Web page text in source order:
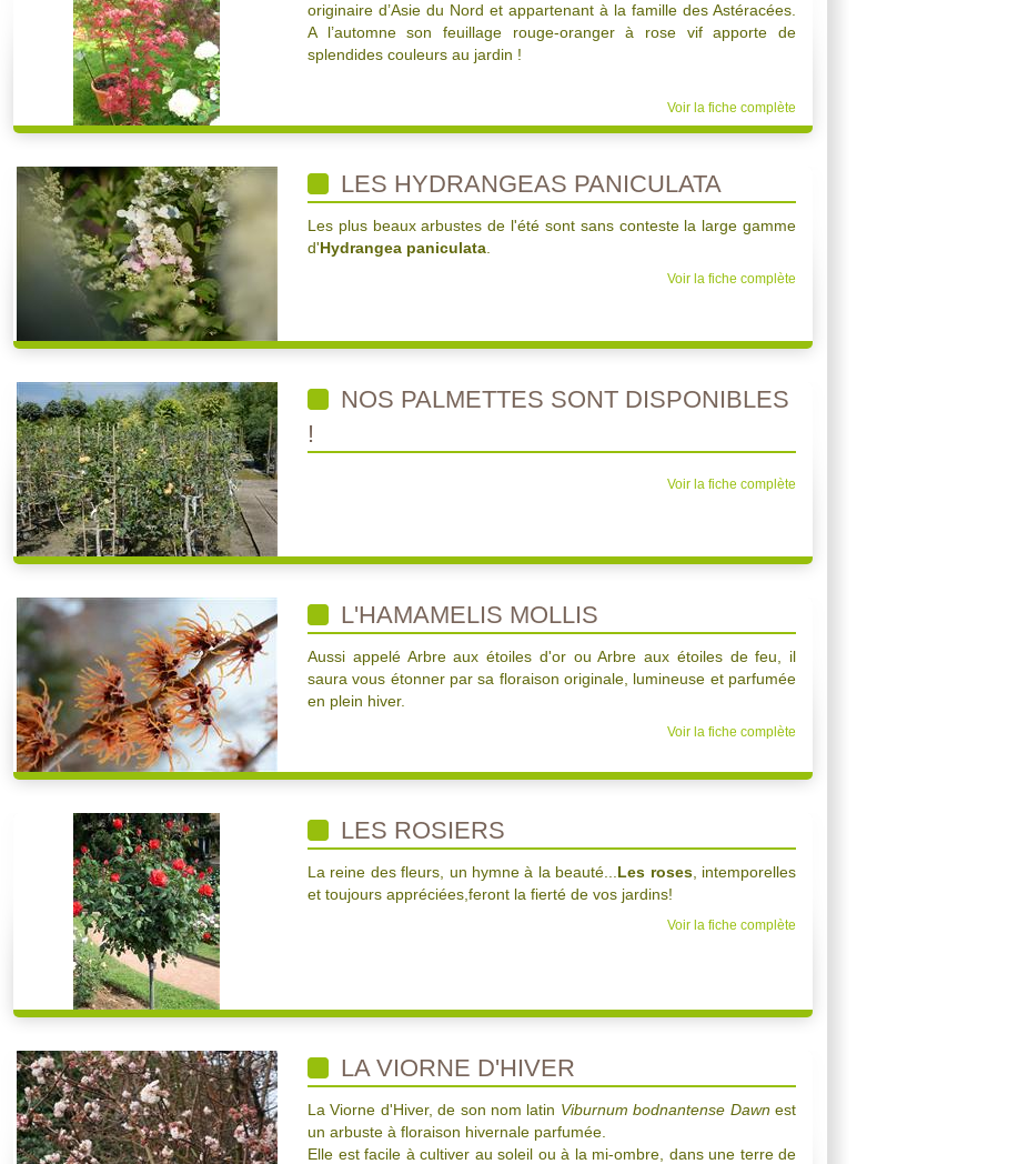
originaire d’Asie du Nord et appartenant à la famille des Astéracées.
A l’automne son feuillage rouge-oranger à rose vif apporte de
splendides couleurs au jardin !
Voir la fiche complète
LES HYDRANGEAS PANICULATA
Les plus beaux arbustes de l'été sont sans conteste la large gamme
d'Hydrangea paniculata
Voir la fiche complète
NOS PALMETTES SONT DISPONIBLES
!
Voir la fiche complète
L'HAMAMELIS MOLLIS
Aussi appelé Arbre aux étoiles d'or ou Arbre aux étoiles de feu, il
saura vous étonner par sa floraison originale, lumineuse et parfumée
en plein hiver.
Voir la fiche complète
LES ROSIERS
La reine des fleurs, un hymne à la beauté... Les roses, intemporelles
et toujours appréciées,feront la fierté de vos jardins!
Voir la fiche complète
LA VIORNE D'HIVER
La Viorne d'Hiver, de son nom latin Viburnum bodnantense Dawnest
un arbuste à floraison hivernale parfumée.
Elle est facile à cultiver au soleil ou à la mi-ombre, dans une terre de